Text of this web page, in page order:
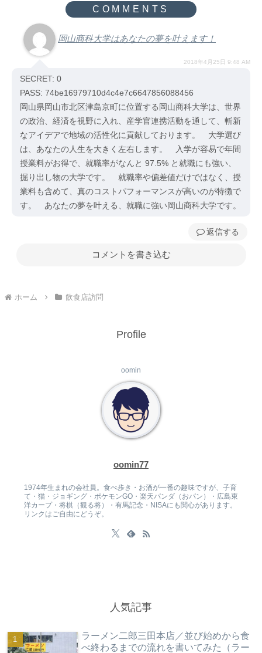
岡山商科大学はあなたの夢を叶えます！
2018年4月25日 9:48 AM
SECRET: 0
PASS: 74be16979710d4c4e7c6647856088456
岡山県岡山市北区津島京町に位置する岡山商科大学は、世界
の政治、経済を視野に入れ、産学官連携活動を通して、斬新
なアイデアで地域の活性化に貢献しております。 大学選び
は、あなたの人生を大きく左右します。 入学が容易で年間
授業料がお得で、就職率がなんと 97.5% と就職にも強い、
掘り出し物の大学です。 就職率や偏差値だけではなく、授
業料も含めて、真のコストパフォーマンスが高いのが特徴で
す。 あなたの夢を叶える、就職に強い岡山商科大学です。
返信
コメントを書き込む
ホーム 飲食店訪問
Profile
oomin
oomin77
1974年生まれの会社員。食べ歩き・お酒が一番の趣味ですが、子育
て・猫・ジョギング・ポケモンGO・楽天パンダ（おパン）・広島東
洋カープ・将棋（観る将）・有馬記念・NISAにも関心があります。
リンクはご自由にどうぞ。
人気記事
ラーメン二郎三田本店／並び始めから食
べ終わるまでの流れを書いてみた（ラー